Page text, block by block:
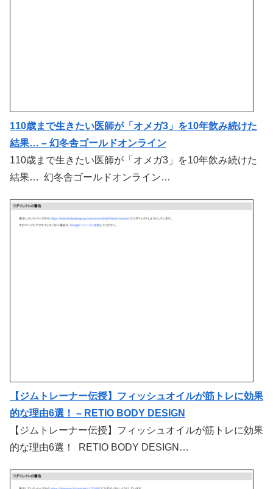
110歳まで生きたい医師が「オメガ3」を10年飲み続けた
結果… – 幻冬舎ゴールドオンライン
110歳まで生きたい医師が「オメガ3」を10年飲み続けた
結果… 幻冬舎ゴールドオンライン…
【ジムトレーナー伝授】フィッシュオイルが筋トレに効果
的な理由6選！ – RETIO BODY DESIGN
【ジムトレーナー伝授】フィッシュオイルが筋トレに効果
的な理由6選！ RETIO BODY DESIGN…